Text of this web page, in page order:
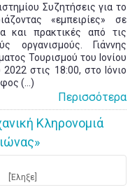
Συζητήσεις για το
«εμπειρίες» σε
και πρακτικές από τις
οργανισμούς. Γιάννης
Τουρισμού του Ιονίου
στις 18:00, στο Ιόνιο
(...)
Περισσότερα
Κληρονομιά
[Έληξε]